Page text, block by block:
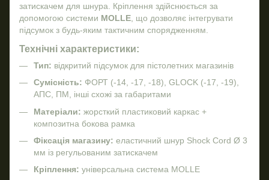
затискачем для шнура. Кріплення здійснюється за
допомогою системи MOLLE , що дозволяє інтегрувати
підсумок з будь-яким тактичним спорядженням.
Технічні характеристики:
Тип: відкритий підсумок для пістолетних магазинів
Сумісність: ФОРТ (-14, -17, -18), GLOCK (-17, -19),
АПС, ПМ, інші схожі за габаритами
Матеріали: жорсткий пластиковий каркас +
композитна бокова рамка
Фіксація магазину: еластичний шнур Shock Cord Ø 3
мм із регульованим затискачем
Кріплення: універсальна система MOLLE